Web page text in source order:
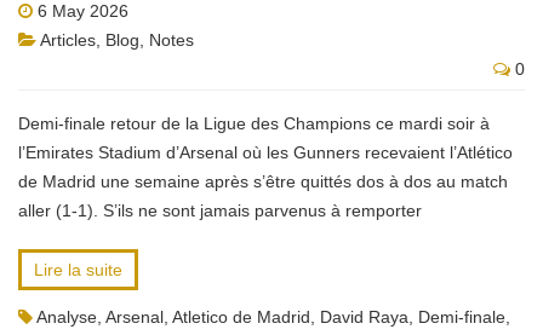
6 May 2026
Articles Blog
Notes
0
Demi-finale retour de la Ligue des Champions ce mardi soir à
l’Emirates Stadium d’Arsenal où les Gunners recevaient l’Atlético
de Madrid une semaine après s’être quittés dos à dos au match
aller (1-1). S’ils ne sont jamais parvenus à remporter
Lire la suite
Analyse Arsenal Atletico de Madrid David Raya Demi-finale